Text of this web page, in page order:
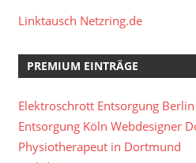
Linktausch Netzring.de
PREMIUM EINTRÄGE
Elektroschrott Entsorgung Berlin
Entsorgung Köln Webdesigner
Physiotherapeut in Dortmund